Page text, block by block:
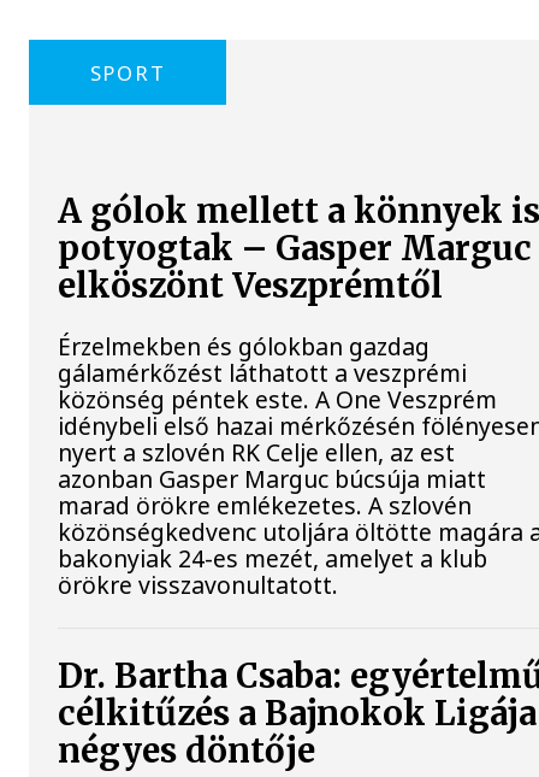
SPORT
A gólok mellett a könnyek
potyogtak – Gasper Marguc
elköszönt Veszprémtől
Érzelmekben és gólokban gazdag
gálamérkőzést láthatott a veszprémi
közönség péntek este. A One Veszprém
idénybeli első hazai mérkőzésén
nyert a szlovén RK Celje ellen, az est
azonban Gasper Marguc búcsúja miatt
marad örökre emlékezetes. A szlovén
közönségkedvenc utoljára öltötte magára
bakonyiak 24-es mezét, amelyet a klub
örökre visszavonultatott.
Dr. Bartha Csaba:
célkitűzés a Bajnokok Ligája
négyes döntője